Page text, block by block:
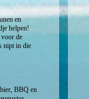
en
helpen!
de
nipt in die
BBQ en